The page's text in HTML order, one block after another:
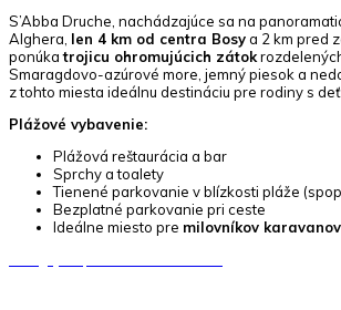
S’Abba Druche, nachádzajúce sa na
Alghera, len 4 km od centra Bosya 2 km pred
ponúkatrojicu ohromujúcich zátok
Smaragdovo-azúrové more, jemný piesok a
z tohto miesta ideálnu destináciu pre rodiny s
Plážové vybavenie:
Plážová reštaurácia a bar
Sprchy a toalety
Tienené parkovanie v blízkosti pláže
Bezplatné parkovanie pri ceste
Ideálne miesto pre milovníkov